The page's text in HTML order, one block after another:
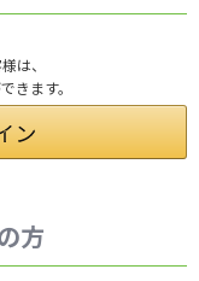
は、
きます。
方